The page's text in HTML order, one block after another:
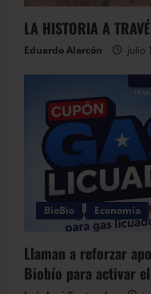
LA HISTORIA A
Eduardo Alarcón julio
BioBio Economía
Llaman a reforzar
Biobío para activar